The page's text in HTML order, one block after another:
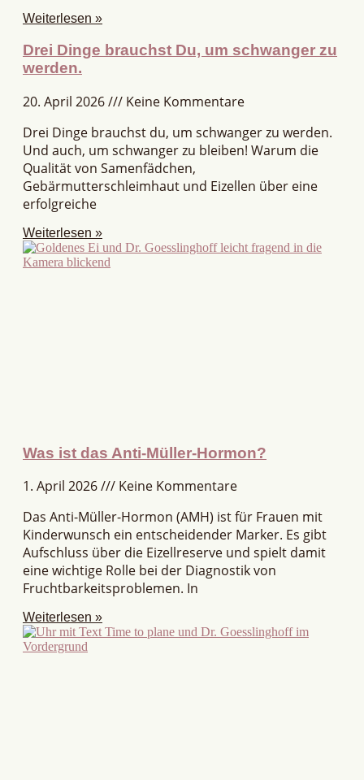
Weiterlesen »
Drei Dinge brauchst Du, um schwanger zu
werden.
20. April 2026
Keine Kommentare
Drei Dinge brauchst du, um schwanger zu werden.
Und auch, um schwanger zu bleiben! Warum die
Qualität von Samenfädchen,
Gebärmutterschleimhaut und Eizellen über eine
erfolgreiche
Weiterlesen »
Was ist das Anti-Müller-Hormon?
1. April 2026
Keine Kommentare
Das Anti-Müller-Hormon (AMH) ist für Frauen mit
Kinderwunsch ein entscheidender Marker. Es gibt
Aufschluss über die Eizellreserve und spielt damit
eine wichtige Rolle bei der Diagnostik von
Fruchtbarkeitsproblemen. In
Weiterlesen »